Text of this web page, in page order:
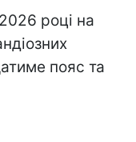
році на
пояс та